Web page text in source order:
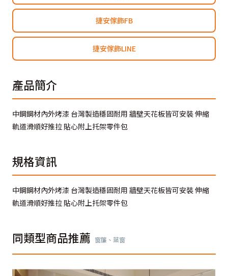
捷安傢飾FB
捷安傢飾LINE
產品簡介
中鋼鋼材內外烤漆 台灣製造穩固耐用 牆壁天花板皆可安裝 伸縮
軌道滑順好推拉 貼心附上托架零件包
規格資訊
中鋼鋼材內外烤漆 台灣製造穩固耐用 牆壁天花板皆可安裝 伸縮
軌道滑順好推拉 貼心附上托架零件包
同類型商品推薦 窗簾、葉窗